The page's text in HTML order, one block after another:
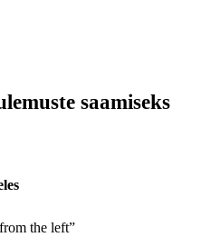
saamiseks
the left”